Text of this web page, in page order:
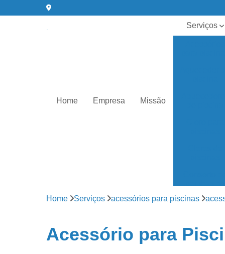
Home Empresa Missão
Serviços
Filtros para
Home Serviços acessórios para piscinas
Acessório para